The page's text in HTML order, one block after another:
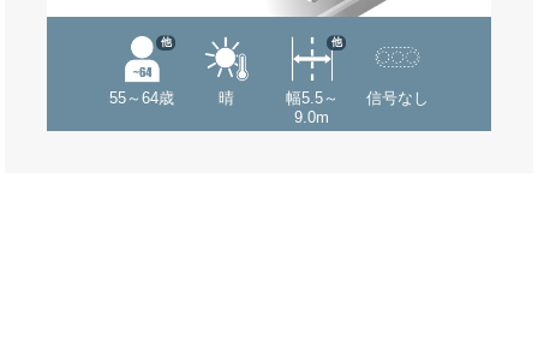
55～64歳
他
晴
幅5.5～
9.0m
他
信号なし